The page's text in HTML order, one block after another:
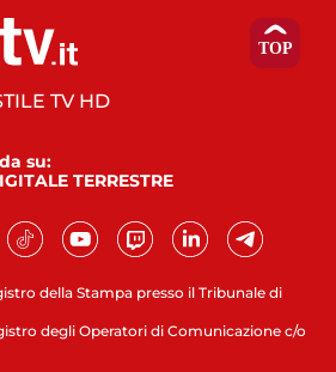
della Stampa presso il Tribunale di
degli Operatori di Comunicazione c/o
TV HD
su:
TERRESTRE